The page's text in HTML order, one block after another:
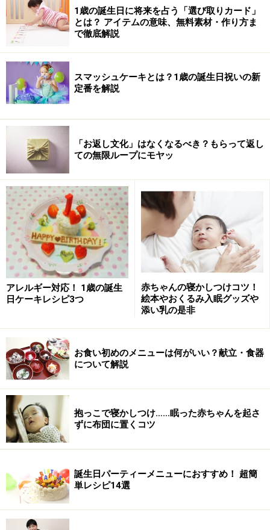
新陳代謝の活発な赤ちゃんの体を清潔に保
つ
毎日の入浴で汗や汚れをきれいに落としてあげましょう
ところで、赤ちゃんの沐浴や入浴の目的は何でしょう
か？ 大人はお風呂に入ることで全身の血行を良くした
り、体を温めるためやリラックスするために入浴します
が、赤ちゃんの場合はそうではありません。
生まれたばかりの赤ちゃんは新陳代謝が良く、汗をたく
さんかくので、湿疹やあせもができやすくなります。そ
のため、毎日お風呂で体を洗って、清潔にしてあげるこ
とが必要なのです。赤ちゃんはのぼせやすく湯冷めしや
すいため、時間は短くて大丈夫。手早く綺麗にしてあげ
ることが大切です。
いため、感染予防のためベビーバスなどの赤ちゃん専用
のお風呂に入れます。これを「沐浴」といいます。※沐
浴の手順や必要なものについては
そして、１ヵ月を過ぎた頃から赤ちゃん用のお風呂を卒
業し、ママやパパと一緒のお風呂に入れるようになりま
す。もちろん、引き続きベビーバスを利用しても構いま
せん。大人と一緒のお風呂でも、入浴の目的は沐浴と同
1歳の誕生日に将来を占う「選び取りカード」
とは？ アイテムの意味、無料素材・作り方ま
で徹底解説
スマッシュケーキとは？1歳の誕生日祝いの新
定番を解説
「お返し文化」はなくなるべき？もらって返し
ての無限ループにモヤッ
アレルギー対応！ 1歳の誕生
日ケーキレシピ3つ
赤ちゃんの寝かしつけコツ！
絵本やおくるみ入眠グッズや
添い乳の是非
お食い初めのメニューは何がいい？献立・食器
について解説
抱っこで寝かしつけ……眠った赤ちゃんを起さ
ずに布団に置くコツ
誕生日パーティーメニューにおすすめ！ 超簡
単レシピ14選